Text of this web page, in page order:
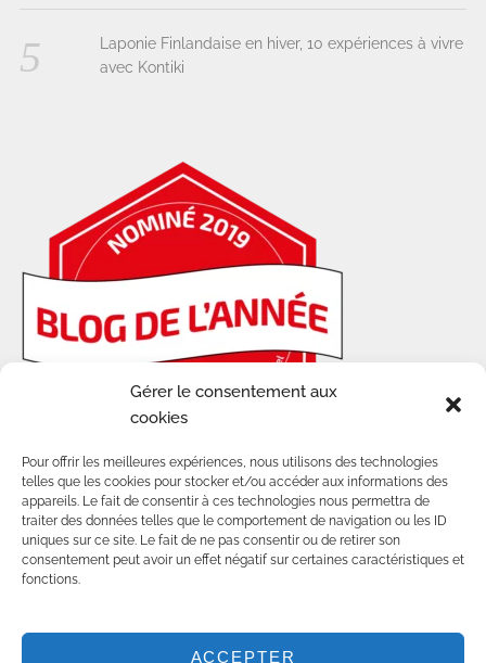
Gérer le consentement aux
cookies
Pour offrir les meilleures expériences, nous utilisons des technologies
telles que les cookies pour stocker et/ou accéder aux informations des
appareils. Le fait de consentir à ces technologies nous permettra de
traiter des données telles que le comportement de navigation ou les ID
uniques sur ce site. Le fait de ne pas consentir ou de retirer son
consentement peut avoir un effet négatif sur certaines caractéristiques et
fonctions.
ACCEPTER
Laponie Finlandaise en hiver, 10 expériences à vivre
avec Kontiki
© 2014-2025 - TOUS DROITS RÉSERVÉS SUR
POUR TOUTE UTILISATION D'IMAGES, MERCI DE
NOUS CONTACTER : COMMUNITY@AWWWAY.CH